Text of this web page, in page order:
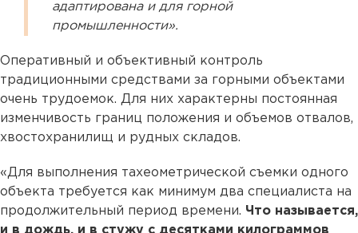
адаптирована и для горной
промышленности».
Оперативный и объективный контроль
традиционными средствами за горными объектами
очень трудоемок. Для них характерны постоянная
изменчивость границ положения и объемов отвалов,
хвостохранилищ и рудных складов.
«Для выполнения тахеометрической съемки одного
объекта требуется как минимум два специалиста на
продолжительный период времени. Что называется,
и в дождь, и в стужу с десятками килограммов